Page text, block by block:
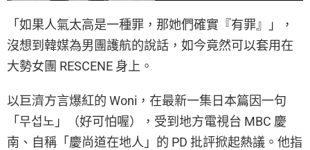
「如果人氣太高是一種罪，那她們確實『有罪』」，
沒想到韓媒為男團護航的說話，如今竟然可以套用在
大勢女團 RESCENE 身上。
以巨濟方言爆紅的 Woni，在最新一集日本篇因一句
「무섭노」（好可怕喔），受到地方電視台 MBC 慶
南、自稱「慶尚道在地人」的 PD 批評掀起熱議。他指